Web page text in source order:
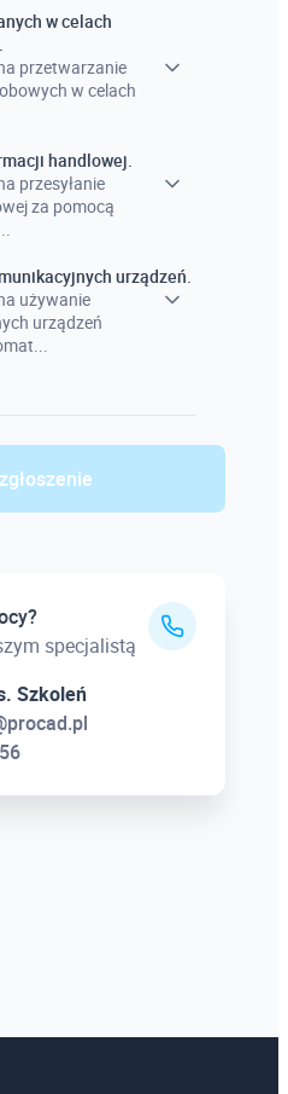
w celach
przetwarzanie
w celach
handlowej.
przesyłanie
za pomocą
urządzeń.
używanie
urządzeń
specjalistą
Szkoleń